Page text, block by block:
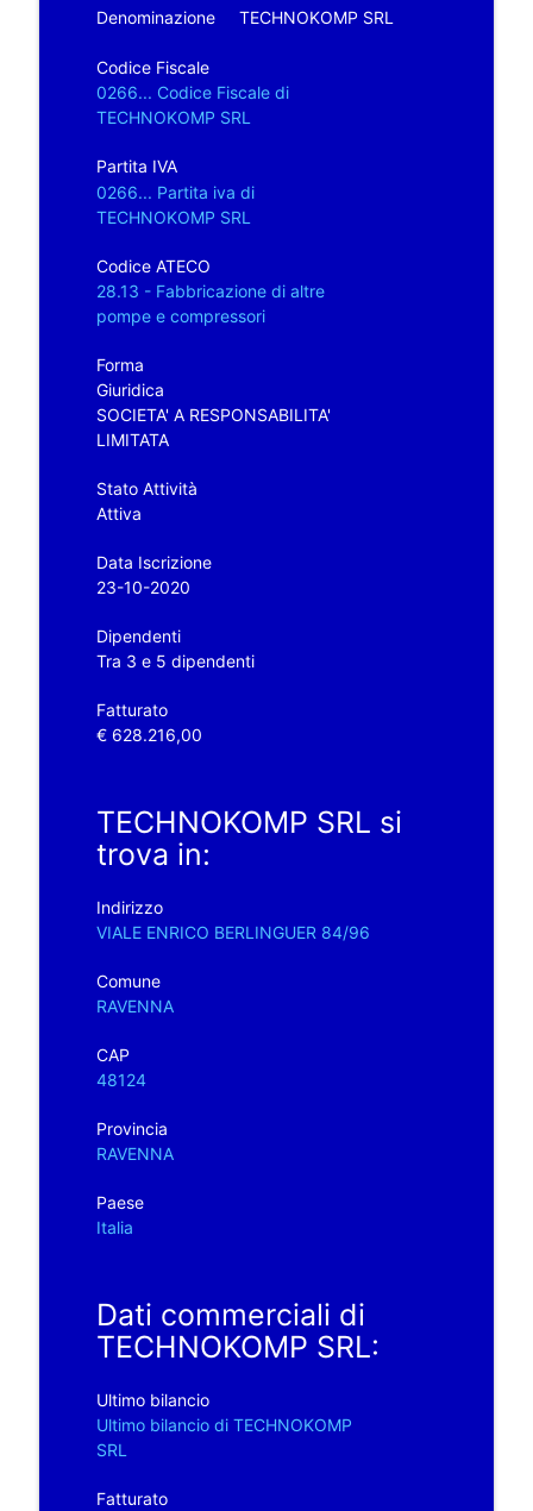
Denominazione TECHNOKOMP SRL
Codice Fiscale
0266... Codice Fiscale di
TECHNOKOMP SRL
Partita IVA
0266... Partita iva di
TECHNOKOMP SRL
Codice ATECO
28.13 - Fabbricazione di altre
pompe e compressori
Forma
Giuridica
SOCIETA' A RESPONSABILITA'
LIMITATA
Stato Attività
Attiva
Data Iscrizione
23-10-2020
Dipendenti
Tra 3 e 5 dipendenti
Fatturato
€ 628.216,00
TECHNOKOMP SRL si
trova in:
Indirizzo
VIALE ENRICO BERLINGUER 84/96
Comune
RAVENNA
CAP
48124
Provincia
RAVENNA
Paese
Italia
Dati commerciali di
TECHNOKOMP SRL:
Ultimo bilancio
Ultimo bilancio di TECHNOKOMP
SRL
Fatturato